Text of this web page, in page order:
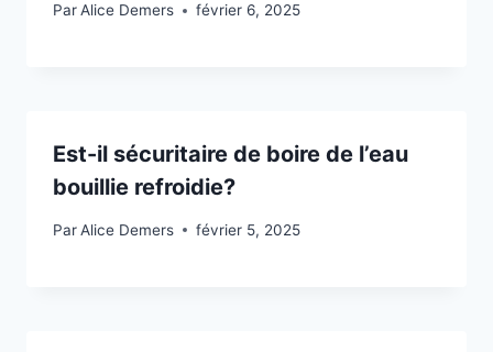
ParAlice Demers février 6, 2025
Est-il sécuritaire de boire de l’eau
bouillie refroidie?
ParAlice Demers février 5, 2025